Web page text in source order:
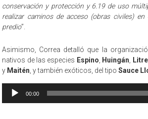
conservación y protección y 6.19 de uso
realizar caminos de acceso (obras civiles)
predio”.
Asimismo, Correa detalló que la
nativos de las especies Espino Huingán Litre,
y Maitén , y también exóticos, del tipo Sauce
Reproductor
00:00